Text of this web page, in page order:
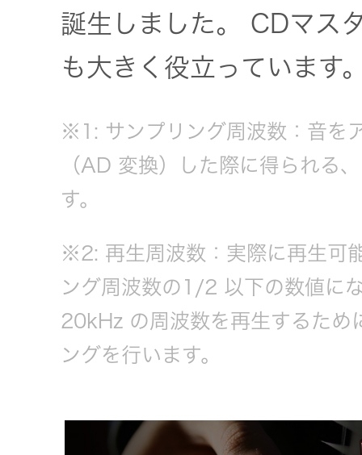
TECHNOLOGY
EXOFIELD
頭外定位
音場処理
技術
個人のお
客様 トッ
プ
誕生しました。 CDマス
も大きく役立っています
※1: サンプリング周波数：音を
（AD 変換）した際に得られる
す。
※2: 再生周波数：実際に再生可
ング周波数の1/2 以下の数値に
20kHz の周波数を再生するた
ングを行います。